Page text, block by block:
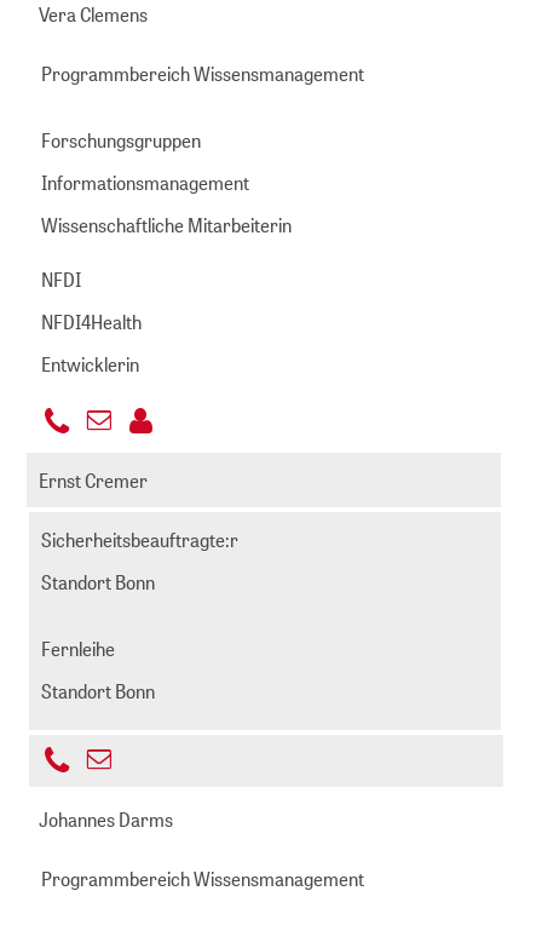
999892
-
senden
Vera Clemens
Programmbereich Wissensmanagement
Forschungsgruppen
Informationsmanagement
Wissenschaftliche Mitarbeiterin
NFDI
NFDI4Health
Entwicklerin
+49
999892
-
813
E-
senden
Ernst Cremer
Sicherheitsbeauftragte:r
Standort Bonn
Fernleihe
Standort Bonn
+49
999892
-
senden
Johannes Darms
Programmbereich Wissensmanagement